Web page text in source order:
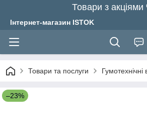
Товари з акціями
Інтернет-магазин ISTOK
Товари та послуги
–23%